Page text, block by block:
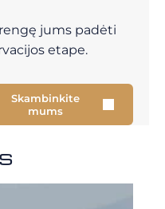
jums padėti
etape.
Skambinkite
mums